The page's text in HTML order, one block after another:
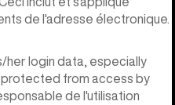
de l'adresse électronique.
her login data, especially
protected from access by
de l'utilisation